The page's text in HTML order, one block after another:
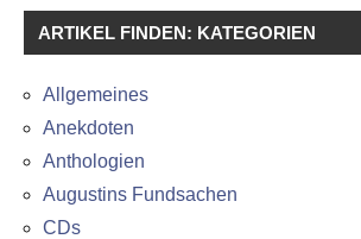
ARTIKEL FINDEN: KATEGORIEN
Allgemeines
Anekdoten
Anthologien
Augustins Fundsachen
CDs